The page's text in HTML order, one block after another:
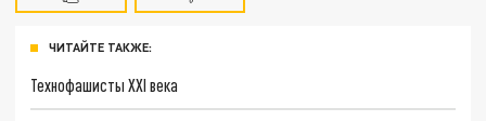
ЧИТАЙТЕ ТАКЖЕ:
Технофашисты XXI века